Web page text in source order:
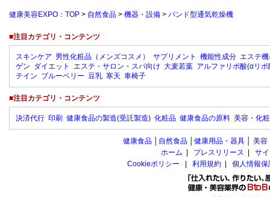
健康美容EXPO：TOP > 自然食品 > 機器・設備 > バンド型通気乾燥機
■注目カテゴリ・コンテンツ
スキンケア 男性化粧品（メンズコスメ） サプリメント 機能性成分 エステ
ゲン ダイエット エステ・サロン・スパ向け 大麦若葉 アルファリポ酸(αリポ
テイン ブルーベリー 豆乳 寒天 車椅子
■注目カテゴリ・コンテンツ
決済代行 印刷 健康食品の製造(受託製造) 化粧品 健康食品の原料 美容・化
健康食品 自然食品 健康用品・器具 美容
ホーム
プレスリリース
サ
Cookieポリシー
利用規約 個人情報